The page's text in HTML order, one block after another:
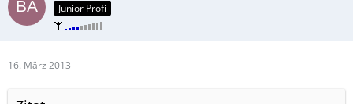
Junior Profi
16. März 2013